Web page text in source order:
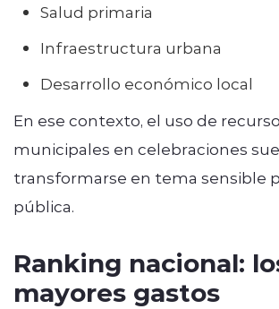
Salud primaria
Infraestructura urbana
Desarrollo económico local
En ese contexto, el uso de
municipales en celebraciones
transformarse en tema sensible
pública.
Ranking nacional:
mayores gastos